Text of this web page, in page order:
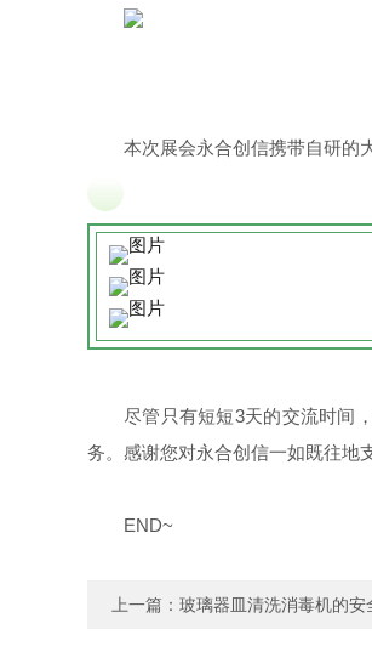
本次展会永合创信携带自研的
尽管只有短短3天的交流时间
务。感谢您对永合创信一如既往地
END~
上一篇： 玻璃器皿清洗消毒机的安